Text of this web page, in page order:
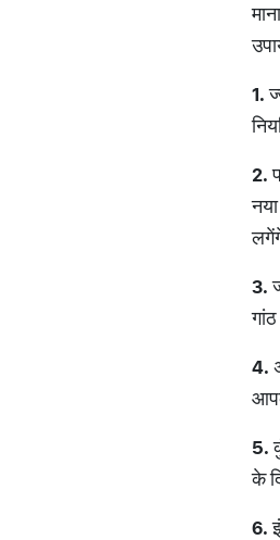
1.
2.
3.
4.
5.
के
6.